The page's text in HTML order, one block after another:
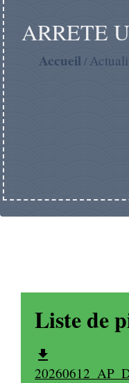
ARRETE
Accueil/
Liste de
file_download